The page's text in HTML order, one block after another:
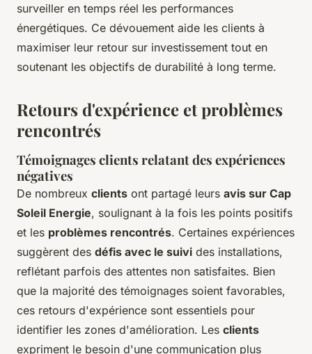
surveiller en temps réel les performances
énergétiques. Ce dévouement aide les clients à
maximiser leur retour sur investissement tout en
soutenant les objectifs de durabilité à long terme.
Retours d'expérience et problèmes
rencontrés
Témoignages clients relatant des expériences
négatives
De nombreux clients ont partagé leurs avis sur Cap
Soleil Energie, soulignant à la fois les points positifs
et les problèmes rencontrés. Certaines expériences
suggèrent des défis avec le suivi des installations,
reflétant parfois des attentes non satisfaites. Bien
que la majorité des témoignages soient favorables,
ces retours d'expérience sont essentiels pour
identifier les zones d'amélioration. Les clients
expriment le besoin d'une communication plus